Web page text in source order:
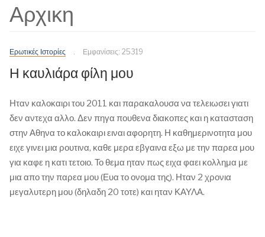
Αρχικη
Ερωτικές Ιστορίες Εμφανίσεις: 25319
Η καυλιάρα φίλη μου
Ηταν καλοκαιρι του 2011 και παρακαλουσα να τελειωσει γιατι
δεν αντεχα αλλο. Δεν πηγα πουθενα διακοπες και η κατασταση
στην Αθηνα το καλοκαιρι ειναι αφορητη. Η καθημερινοτητα μου
ειχε γινει μια ρουτινα, καθε μερα εβγαινα εξω με την παρεα μου
για καφε η κατι τετοιο. Το θεμα ηταν πως ειχα φαει κολλημα με
μια απο την παρεα μου (Ευα το ονομα της). Ηταν 2 χρονια
μεγαλυτερη μου (δηλαδη 20 τοτε) και ηταν ΚΑΥΛΑ.